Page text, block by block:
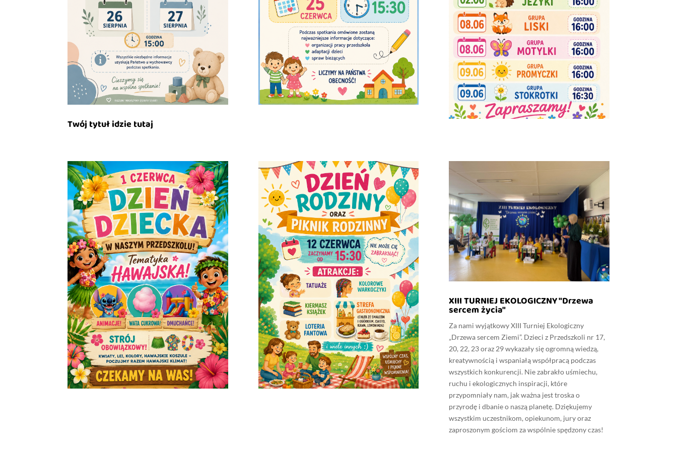
Twój tytuł idzie tutaj
XIII TURNIEJ EKOLOGICZNY "Drzewa
sercem życia"
Za nami wyjątkowy XIII Turniej Ekologiczny
„Drzewa sercem Ziemi”. Dzieci z Przedszkoli nr 17,
20, 22, 23 oraz 29 wykazały się ogromną wiedzą,
kreatywnością i wspaniałą współpracą podczas
wszystkich konkurencji. Nie zabrakło uśmiechu,
ruchu i ekologicznych inspiracji, które
przypomniały nam, jak ważna jest troska o
przyrodę i dbanie o naszą planetę. Dziękujemy
wszystkim uczestnikom, opiekunom, jury oraz
zaproszonym gościom za wspólnie spędzony czas!